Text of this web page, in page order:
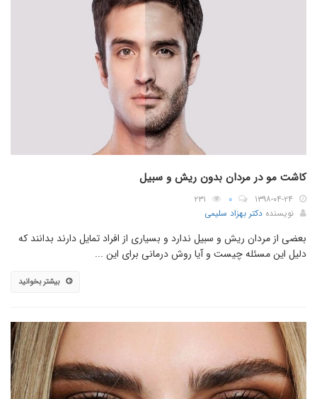
کاشت مو در مردان بدون ریش و سبیل
۱۳۹۸-۰۴-۲۴ ۰
۲۳۱
نویسنده دکتر بهزاد سلیمی
بعضی از مردان ریش و سبیل ندارد و بسیاری از افراد تمایل دارند بدانند که
دلیل این مسئله چیست و آیا روش درمانی برای این ...
بیشتر بخوانید